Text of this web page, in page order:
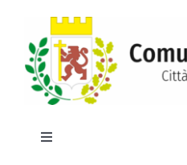
contenuto
Toggle